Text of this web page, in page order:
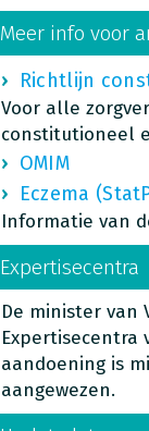
Meer info voor
Richtlijn
Voor alle
constitutioneel
OMIM
Eczema
Informatie van
Expertisecentra
De minister van
Expertisecentra
aandoening is
aangewezen.